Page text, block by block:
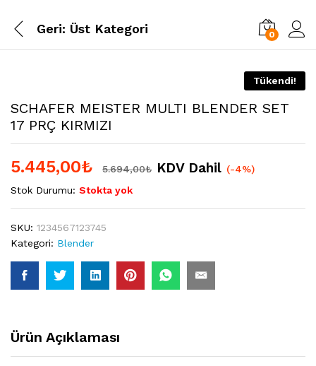
Geri: Üst Kategori 0
Tükendi!
SCHAFER MEISTER MULTI BLENDER SET
17 PRÇ KIRMIZI
5.445,00₺ 5.694,00₺ KDV Dahil (-4%)
Stok Durumu: Stokta yok
SKU: 1234567123745
Kategori: Blender
Ürün Açıklaması